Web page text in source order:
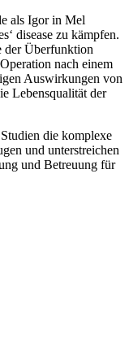
als Igor in Mel
disease zu kämpfen.
der Überfunktion
nach einem
Auswirkungen von
Lebensqualität der
die komplexe
und unterstreichen
und Betreuung für